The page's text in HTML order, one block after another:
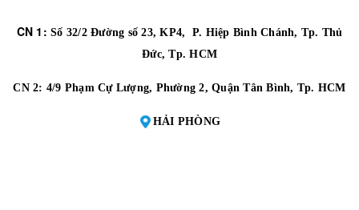
CN 1: Số 32/2 Đường số 23, KP4, P. Hiệp Bình Chánh, Tp. Thủ
Đức, Tp. HCM
CN 2: 4/9 Phạm Cự Lượng, Phường 2, Quận Tân Bình, Tp. HCM
HẢI PHÒNG